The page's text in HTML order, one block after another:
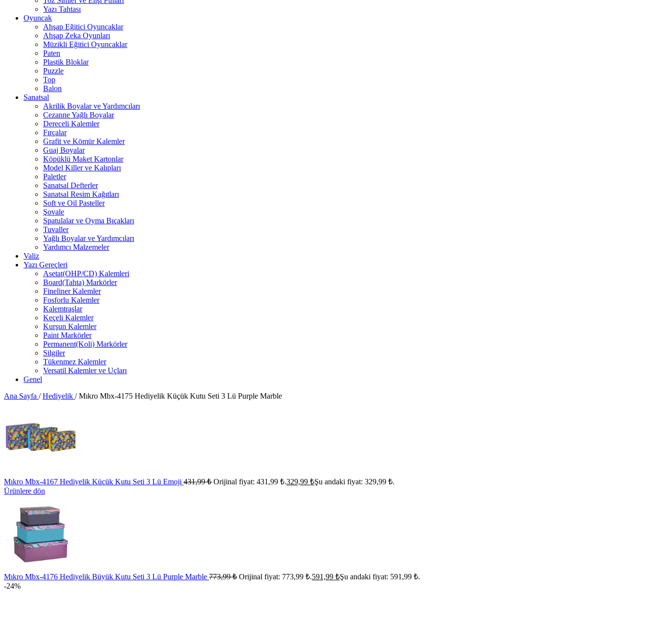
Yazı Tahtası
Oyuncak
Ahşap Eğitici Oyuncaklar
Ahşap Zeka Oyunları
Müzikli Eğitici Oyuncaklar
Paten
Plastik Bloklar
Puzzle
Top
Balon
Sanatsal
Akrilik Boyalar ve Yardımcıları
Cezanne Yağlı Boyalar
Dereceli Kalemler
Fırçalar
Grafit ve Kömür Kalemler
Guaj Boyalar
Köpüklü Maket Kartonlar
Model Killer ve Kalıpları
Paletler
Sanatsal Defterler
Sanatsal Resim Kağıtları
Soft ve Oil Pasteller
Şovale
Spatulalar ve Oyma Bıçakları
Tuvaller
Yağlı Boyalar ve Yardımcıları
Yardımcı Malzemeler
Valiz
Yazı Gereçleri
Asetat(OHP/CD) Kalemleri
Board(Tahta) Markörler
Fineliner Kalemler
Fosforlu Kalemler
Kalemtraşlar
Keçeli Kalemler
Kurşun Kalemler
Paint Markörler
Permanent(Koli) Markörler
Silgiler
Tükenmez Kalemler
Versatil Kalemler ve Uçları
Genel
Ana Sayfa / Hediyelik / Mıkro Mbx-4175 Hediyelik Küçük Kutu Seti 3 Lü Purple Marble
Mıkro Mbx-4167 Hediyelik Küçük Kutu Seti 3 Lü Emoji 431,99₺ Orijinal fiyat: 431,99 ₺.329,99 ₺Şu andaki fiyat: 329,99 ₺.
Ürünlere dön
Mıkro Mbx-4176 Hediyelik Büyük Kutu Seti 3 Lü Purple Marble 773,99₺ Orijinal fiyat: 773,99 ₺.591,99 ₺Şu andaki fiyat: 591,99 ₺.
-24%